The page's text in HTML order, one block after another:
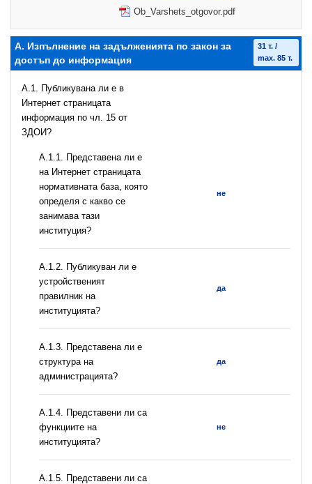
Ob_Varshets_otgovor.pdf
А. Изпълнение на задълженията по закон за
достъп до информация
31 т. /
max. 85 т.
A.1. Публикувана ли е в
Интернет страницата
информация по чл. 15 от
ЗДОИ?
A.1.1. Представена ли е
на Интернет страницата
нормативната база, която
определя с какво се
занимава тази
институция?
не
A.1.2. Публикуван ли е
устройственият
правилник на
институцията?
да
A.1.3. Представена ли е
структура на
администрацията?
да
А.1.4. Представени ли са
функциите на
институцията?
не
А.1.5. Представени ли са